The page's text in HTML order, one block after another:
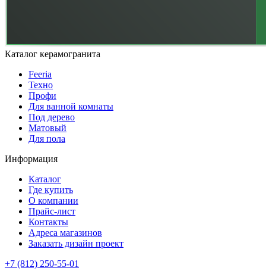
Каталог керамогранита
Feeria
Техно
Профи
Для ванной комнаты
Под дерево
Матовый
Для пола
Информация
Каталог
Где купить
О компании
Прайс-лист
Контакты
Адреса магазинов
Заказать дизайн проект
+7 (812) 250-55-01